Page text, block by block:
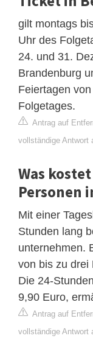
gilt montags
Uhr des
24. und 31.
Brandenburg
Feiertagen
Folgetages.
Antrag auf
vollständige Antwort
Was
Personen
Mit einer
Stunden lang
unternehmen.
von bis zu drei
Die 24-
9,90 Euro,
Antrag auf
vollständige Antwort